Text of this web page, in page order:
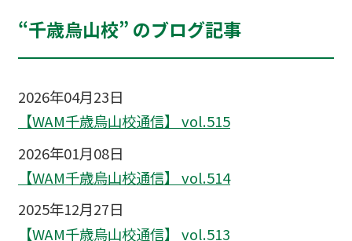
“千歳烏山校” のブログ記事
2026年04月23日
【WAM千歳烏山校通信】 vol.515
2026年01月08日
【WAM千歳烏山校通信】 vol.514
2025年12月27日
【WAM千歳烏山校通信】 vol.513